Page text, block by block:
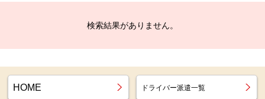
検索結果がありません。
HOME ドライバー派遣一覧